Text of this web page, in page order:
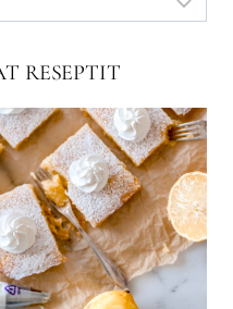
RESEPTIT